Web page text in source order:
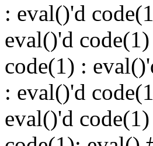
: eval()'d
eval()'d
code(1) :
: eval()'d
eval()'d